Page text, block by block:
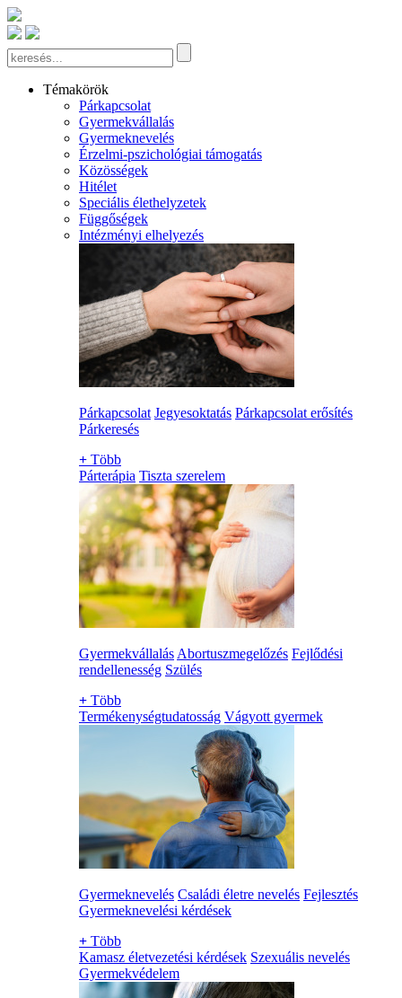
Témakörök
Párkapcsolat
Gyermekvállalás
Gyermeknevelés
Érzelmi-pszichológiai támogatás
Közösségek
Hitélet
Speciális élethelyzetek
Függőségek
Intézményi elhelyezés
Párkapcsolat Jegyesoktatás Párkapcsolat erősítés
Párkeresés
+ Több
Párterápia Tiszta szerelem
Gyermekvállalás Abortuszmegelőzés Fejlődési
rendellenesség Szülés
+ Több
Termékenységtudatosság Vágyott gyermek
Gyermeknevelés Családi életre nevelés Fejlesztés
Gyermeknevelési kérdések
+ Több
Kamasz életvezetési kérdések Szexuális nevelés
Gyermekvédelem